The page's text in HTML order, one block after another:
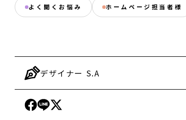
よく聞くお悩み ホームページ担当者様
デザイナー S.A